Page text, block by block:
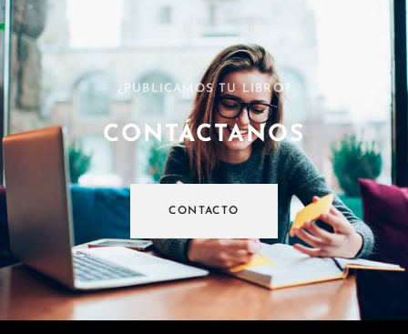
¿PUBLICAMOS TU LIBRO?
CONTÁCTANOS
CONTACTO